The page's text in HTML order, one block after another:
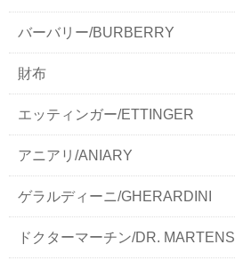
バーバリー/BURBERRY
財布
エッティンガー/ETTINGER
アニアリ/ANIARY
ゲラルディーニ/GHERARDINI
ドクターマーチン/DR. MARTENS